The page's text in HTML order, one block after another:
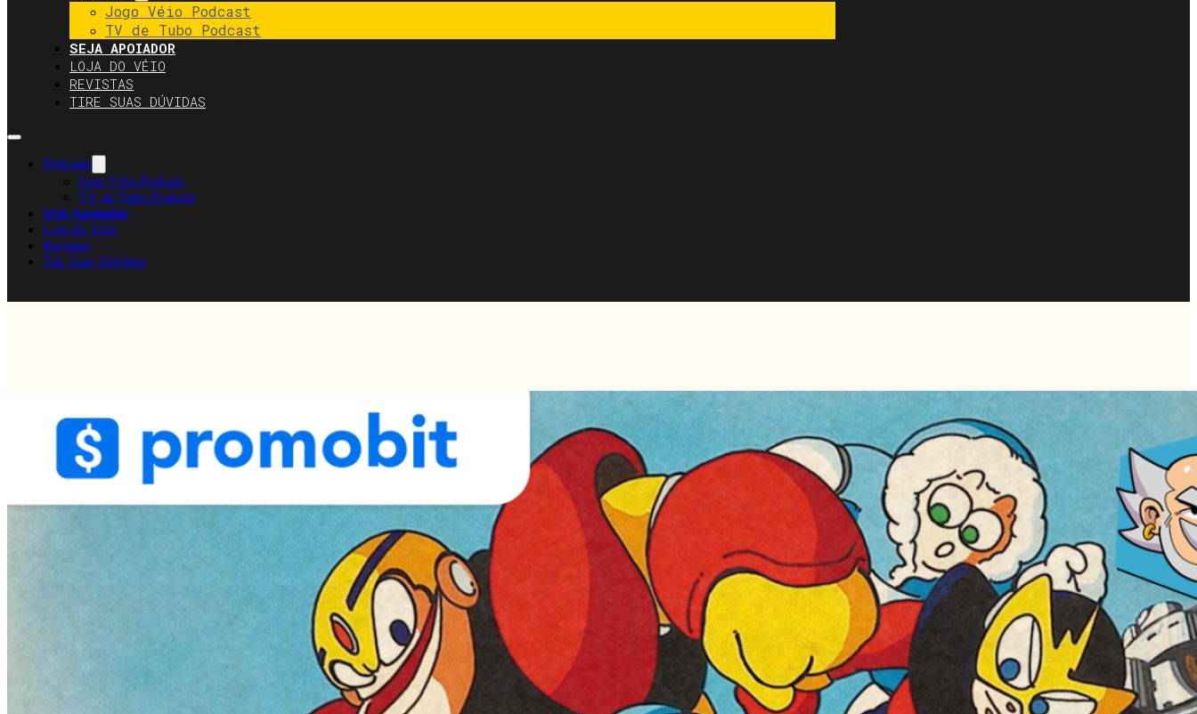
Jogo Véio Podcast
TV de Tubo Podcast
SEJA APOIADOR
LOJA DO VÉIO
REVISTAS
TIRE SUAS DÚVIDAS
Podcasts
Jogo Véio Podcast
TV de Tubo Podcast
Seja Apoiador
Loja do Véio
Revistas
Tire Suas Dúvidas